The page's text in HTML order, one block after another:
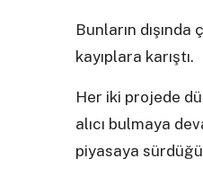
Bunların
kayıplara karıştı.
Her iki projede
alıcı bulmaya
piyasaya